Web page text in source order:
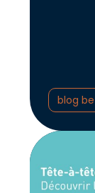
blog be